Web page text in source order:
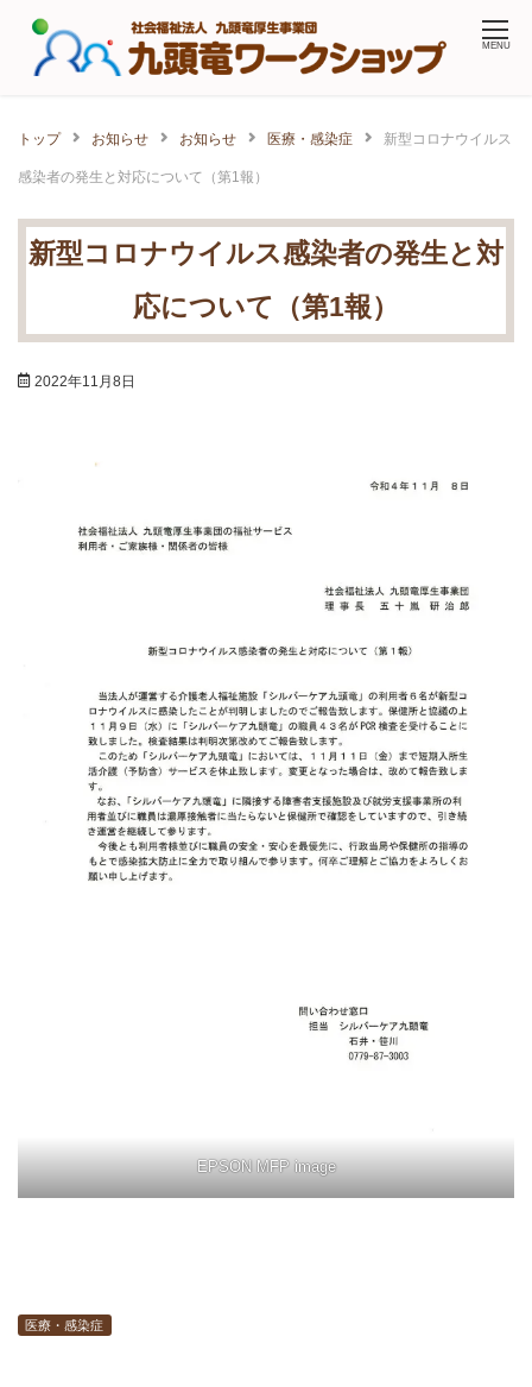
Skip
MENU
トップ お知らせ お知らせ 医療・感染症 新型コロナウイルス
感染者の発生と対応について（第1報）
新型コロナウイルス感染者の発生と対
応について（第1報）
2022年11月8日
EPSON MFP image
医療・感染症
前
後
記